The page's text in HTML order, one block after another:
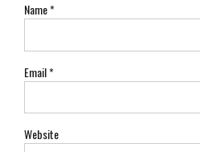
Name *
Email *
Website